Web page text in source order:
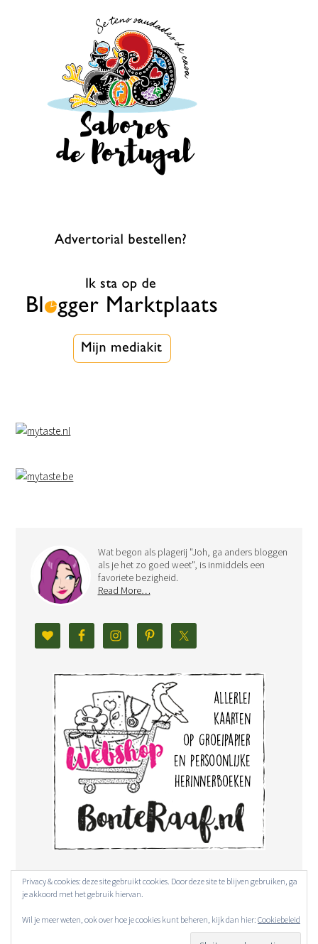
Wat begon als plagerij "Joh, ga anders bloggen
als je het zo goed weet", is inmiddels een
favoriete bezigheid.
Read More…
Privacy & cookies: deze site gebruikt cookies. Door deze site te blijven gebruiken, ga
je akkoord met het gebruik hiervan.
Wil je meer weten, ook over hoe je cookies kunt beheren, kijk dan hier: Cookiebeleid